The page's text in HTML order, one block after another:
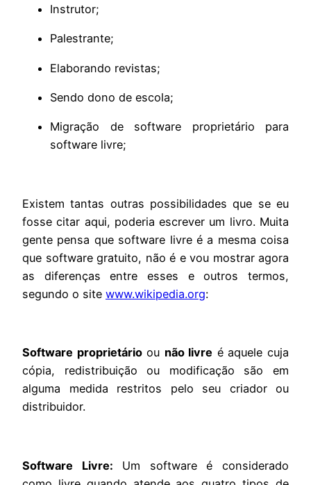
Instrutor;
Palestrante;
Elaborando revistas;
Sendo dono de escola;
Migração de software proprietário para
software livre;
Existem tantas outras possibilidades que se eu
fosse citar aqui, poderia escrever um livro. Muita
gente pensa que software livre é a mesma coisa
que software gratuito, não é e vou mostrar agora
as diferenças entre esses e outros termos,
segundo o site www.wikipedia.org:
Software proprietárioou não livre é aquele cuja
cópia, redistribuição ou modificação são em
alguma medida restritos pelo seu criador ou
distribuidor.
Software Livre: Um software é considerado